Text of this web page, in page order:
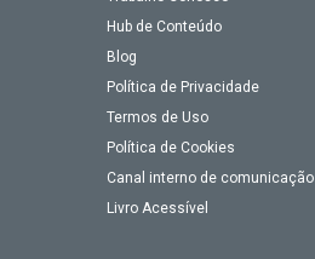
Hub de Conteúdo
Blog
Política de Privacidade
Termos de Uso
Política de Cookies
Canal interno de comunicação
Livro Acessível